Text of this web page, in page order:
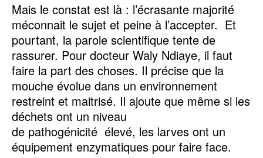
Mais le constat est là : l’écrasante majorité
méconnait le sujet et peine à l’accepter. Et
pourtant, la parole scientifique tente de
rassurer. Pour docteur Waly Ndiaye, il faut
faire la part des choses. Il précise que la
mouche évolue dans un environnement
restreint et maitrisé. Il ajoute que même si les
déchets ont un niveau
de pathogénicité élevé, les larves ont un
équipement enzymatiques pour faire face.